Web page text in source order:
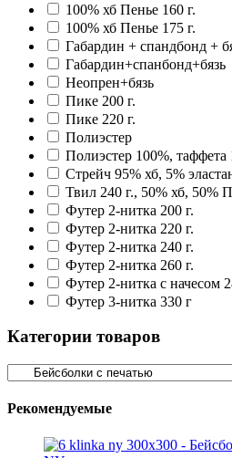
100% хб Пенье 160 г.
100% хб Пенье 175 г.
Габардин + спандбонд +
Габардин+спанбонд+бязь
Неопрен+бязь
Пике 200 г.
Пике 220 г.
Полиэстер
Полиэстер 100%, таффета
Стрейч 95% хб, 5%
Твил 240 г., 50% хб, 50%
Футер 2-нитка 200 г.
Футер 2-нитка 220 г.
Футер 2-нитка 240 г.
Футер 2-нитка 260 г.
Футер 2-нитка с начесом
Футер 3-нитка 330 г
Категории товаров
Рекомендуемые